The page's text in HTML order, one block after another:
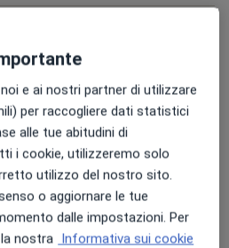
Prenota una visita
e ai nostri partner di utilizzare
per raccogliere dati statistici
alle tue abitudini di
i cookie, utilizzeremo solo
utilizzo del nostro sito.
o aggiornare le tue
dalle impostazioni. Per
nostra Informativa sui cookie